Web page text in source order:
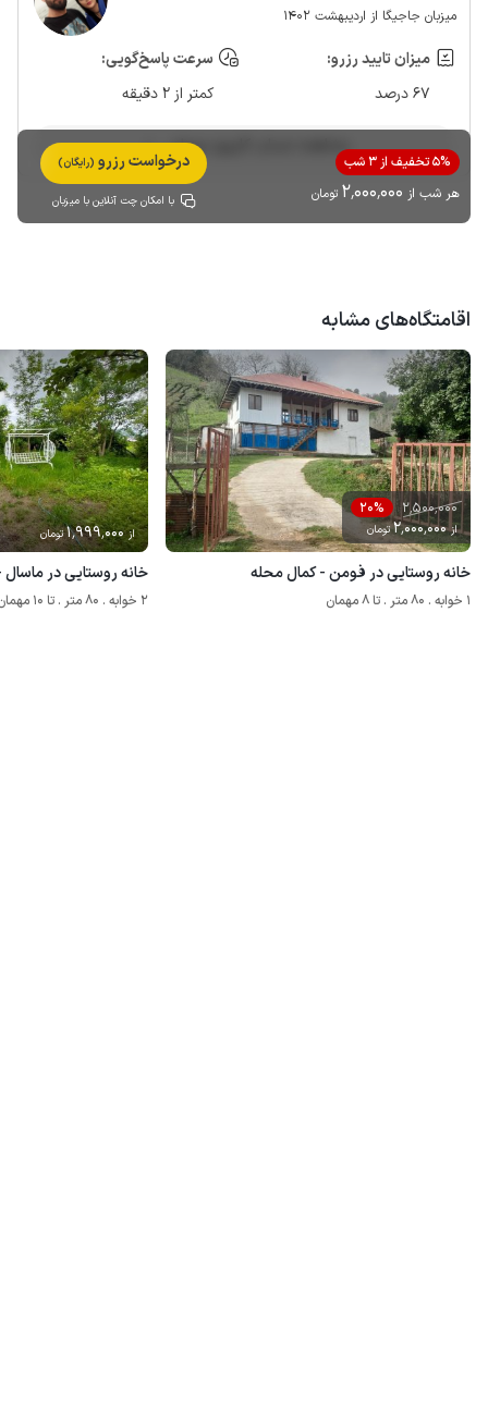
میزبان جاجیگا از اردیبهشت 1402
میزان تایید رزرو:
67 درصد
سرعت پاسخ‌گویی:
کمتر از 2 دقیقه
مشاهده حساب کاربری میزبان
5% تخفیف از 3 شب
هر شب از 2٬000٬000 تومان
درخواست رزرو (رایگان)
با امکان چت آنلاین با میزبان
اقامتگاه‌های مشابه
2٬500٬000 20%
از 2٬000٬000تومان
خانه روستایی در فومن - کمال محله
1 خوابه . 80 متر . تا 8 مهمان
از 1٬999٬000تومان
خانه روستایی در ماسال
2 خوابه . 80 متر . تا 10 مهمان